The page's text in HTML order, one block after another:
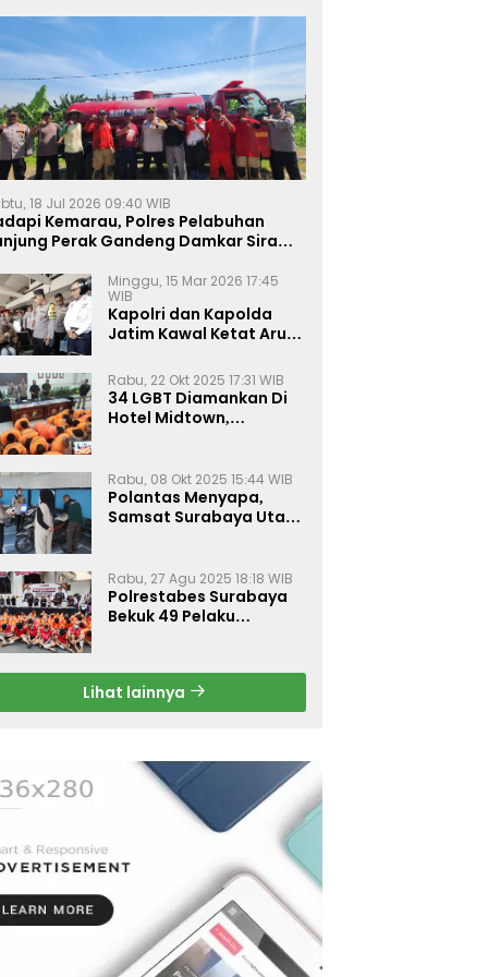
18 Jul 2026 09:40 WIB
Kemarau, Polres Pelabuhan
Perak Gandeng Damkar Siram
Minggu, 15 Mar 2026 17:45
WIB
Kapolri dan Kapolda
Jatim Kawal Ketat Arus
Rabu, 22 Okt 2025 17:31 WIB
34 LGBT Diamankan Di
Hotel Midtown,
Rabu, 08 Okt 2025 15:44 WIB
Polantas Menyapa,
Samsat Surabaya Utara
Rabu, 27 Agu 2025 18:18 WIB
Polrestabes Surabaya
Bekuk 49 Pelaku
Gratis
Lihat lainnya